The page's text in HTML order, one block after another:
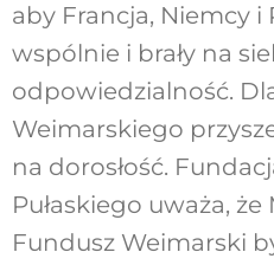
aby Francja, Niemcy i
wspólnie i brały na
odpowiedzialność.
Weimarskiego
na dorosłość.
Pułaskiego uważa,
Fundusz Weimarski